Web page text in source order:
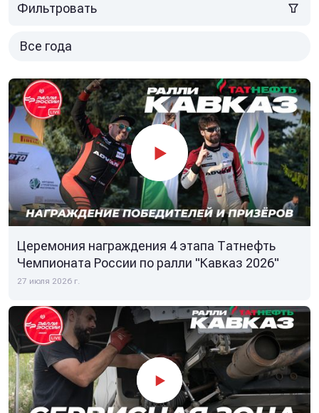
Фильтровать
Все года
Церемония награждения 4 этапа Татнефть
Чемпионата России по ралли "Кавказ 2026"
27 июля 2026 г.